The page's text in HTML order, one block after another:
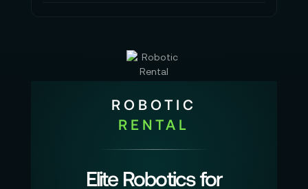
ROBOTIC
RENTAL
Elite Robotics for